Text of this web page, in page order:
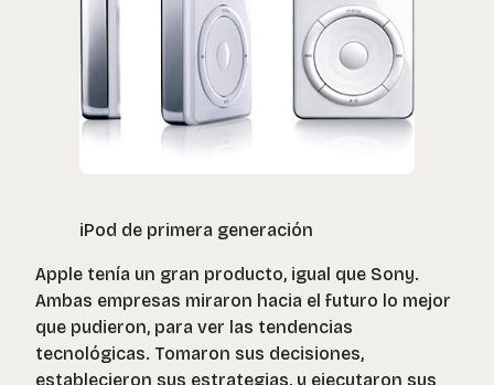
iPod de primera generación
Apple tenía un gran producto, igual que Sony.
Ambas empresas miraron hacia el futuro lo mejor
que pudieron, para ver las tendencias
tecnológicas. Tomaron sus decisiones,
establecieron sus estrategias, y ejecutaron sus